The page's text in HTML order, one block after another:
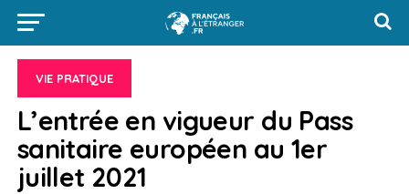
VIE PRATIQUE
L’entrée en vigueur du Pass
sanitaire européen au 1er
juillet 2021